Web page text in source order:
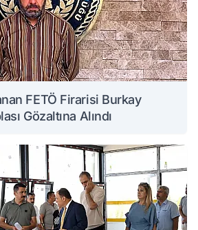
FETÖ Firarisi Burkay
Gözaltına Alındı